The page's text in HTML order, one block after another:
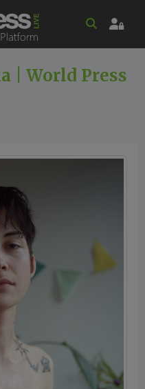
| World Press